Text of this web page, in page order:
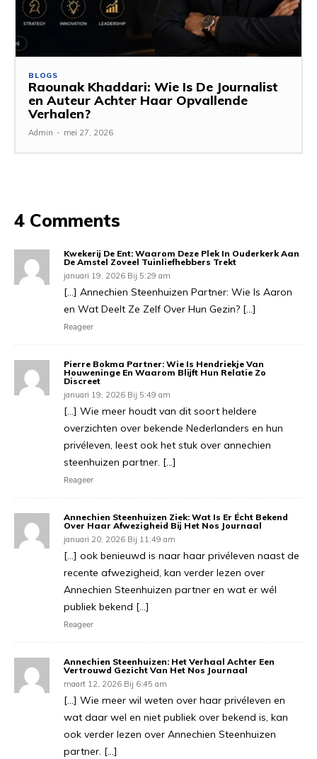
BLOGS
Raounak Khaddari: Wie Is De Journalist
en Auteur Achter Haar Opvallende
Verhalen?
Admin - mei 27, 2026
4 Comments
Kwekerij De Ent: Waarom Deze Plek In Ouderkerk Aan
De Amstel Zoveel Tuinliefhebbers Trekt
januari 19, 2026 Bij 5:29 am
[…] Annechien Steenhuizen Partner: Wie Is Aaron
en Wat Deelt Ze Zelf Over Hun Gezin? […]
Reageer
Pierre Bokma Partner: Wie Is Hendriekje Van
Houweninge En Waarom Blijft Hun Relatie Zo
Discreet
januari 19, 2026 Bij 5:49 am
[…] Wie meer houdt van dit soort heldere
overzichten over bekende Nederlanders en hun
privéleven, leest ook het stuk over annechien
steenhuizen partner. […]
Reageer
Annechien Steenhuizen Ziek: Wat Is Er Écht Bekend
Over Haar Afwezigheid Bij Het Nos Journaal
januari 20, 2026 Bij 11:49 am
[…] ook benieuwd is naar haar privéleven naast de
recente afwezigheid, kan verder lezen over
Annechien Steenhuizen partner en wat er wél
publiek bekend […]
Reageer
Annechien Steenhuizen: Het Verhaal Achter Een
Vertrouwd Gezicht Van Het Nos Journaal
maart 12, 2026 Bij 6:45 am
[…] Wie meer wil weten over haar privéleven en
wat daar wel en niet publiek over bekend is, kan
ook verder lezen over Annechien Steenhuizen
partner. […]